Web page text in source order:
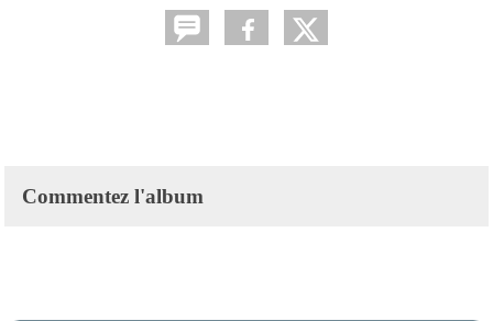
Commentez l'album